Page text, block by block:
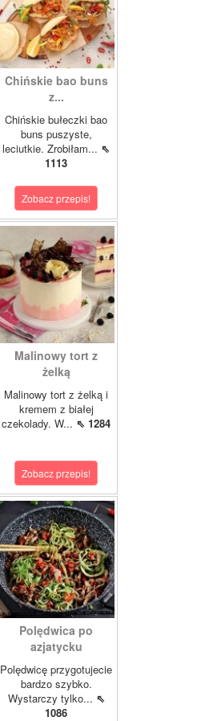
Chińskie bao buns
z...
Chińskie bułeczki bao
buns puszyste,
leciutkie. Zrobiłam... ⇖
1113
Zobacz przepis!
Malinowy tort z
żelką
Malinowy tort z żelką i
kremem z białej
czekolady. W... ⇖ 1284
Zobacz przepis!
Polędwica po
azjatycku
Polędwicę przygotujecie
bardzo szybko.
Wystarczy tylko... ⇖
1086